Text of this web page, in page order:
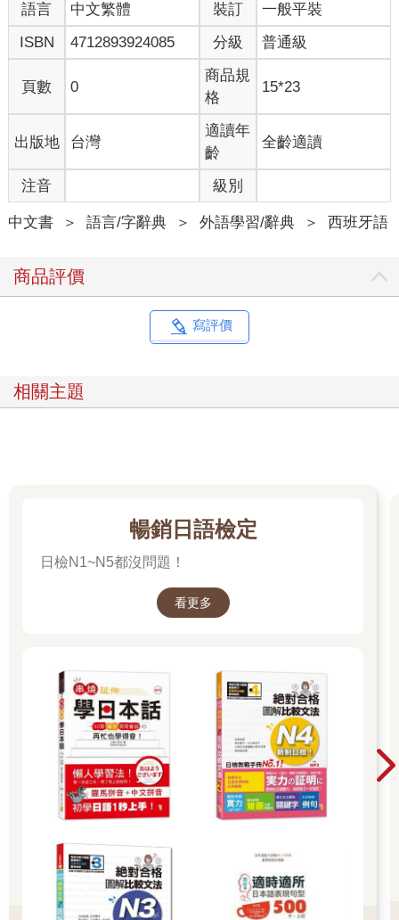
語言 中文繁體 裝訂
一般平裝
ISBN
4712893924085 分級 普通級
頁數 0
商品規
格
15*23
出版地 台灣
適讀年
齡
全齡適讀
注音 級別
中文書 ＞ 語言/字辭典 ＞ 外語學習/辭典 ＞ 西班牙語
商品評價
寫評價
相關主題
暢銷日語檢定
日檢N1~N5都沒問題！
看更多